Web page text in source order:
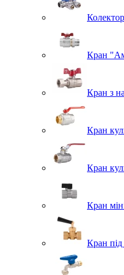
Кран
Кран з
Кран
Кран
Кран
Кран